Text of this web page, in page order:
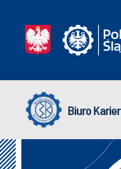
Biuro Karier